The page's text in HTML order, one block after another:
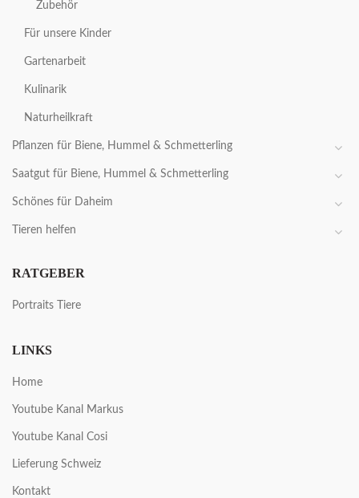
Zubehör
Für unsere Kinder
Gartenarbeit
Kulinarik
Naturheilkraft
Pflanzen für Biene, Hummel & Schmetterling
Saatgut für Biene, Hummel & Schmetterling
Schönes für Daheim
Tieren helfen
RATGEBER
Portraits Tiere
LINKS
Home
Youtube Kanal Markus
Youtube Kanal Cosi
Lieferung Schweiz
Kontakt